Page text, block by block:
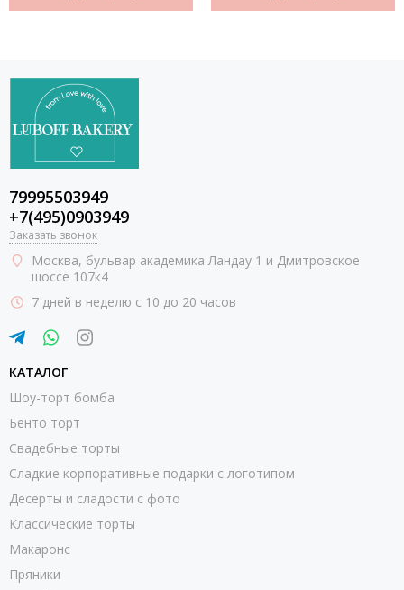
79995503949
+7(495)0903949
Заказать звонок
Москва, бульвар академика Ландау 1 и Дмитровское
шоссе 107к4
7 дней в неделю с 10 до 20 часов
КАТАЛОГ
Шоу-торт бомба
Бенто торт
Свадебные торты
Сладкие корпоративные подарки с логотипом
Десерты и сладости с фото
Классические торты
Макаронс
Пряники